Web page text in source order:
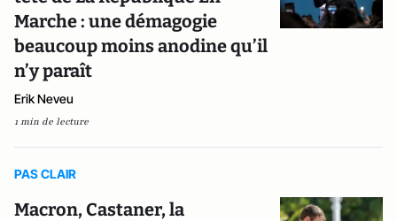
Marche : une démagogie
beaucoup moins anodine qu’il
n’y paraît
Erik Neveu
1 min de lecture
PAS CLAIR
Macron, Castaner, la